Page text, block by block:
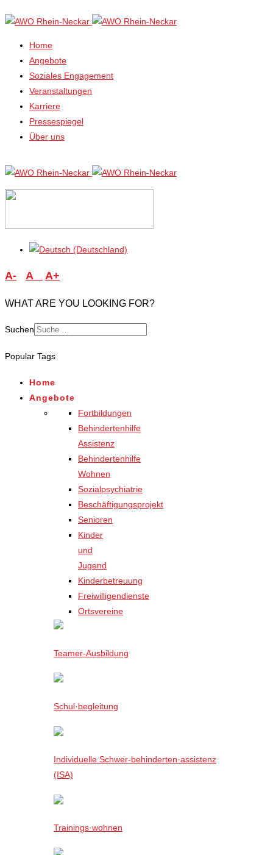
Home
Angebote
Soziales Engagement
Veranstaltungen
Karriere
Pressespiegel
Über uns
A- A A+
WHAT ARE YOU LOOKING FOR?
Suchen
Popular Tags
Home
Angebote
Fortbildungen
Behindertenhilfe
Assistenz
Behindertenhilfe
Wohnen
Sozialpsychiatrie
Beschäftigungsprojekt
Senioren
Kinder
und
Jugend
Kinderbetreuung
Freiwilligendienste
Ortsvereine
Teamer-Ausbildung
Schul·begleitung
Individuelle Schwer-behinderten·assistenz
(ISA)
Trainings·wohnen